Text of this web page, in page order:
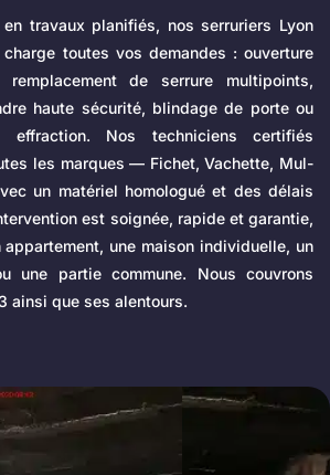
en travaux planifiés, nos serruriers Lyon
toutes vos demandes : ouverture
de serrure multipoints,
haute sécurité, blindage de porte ou
effraction. Nos techniciens certifiés
les marques — Fichet, Vachette, Mul-
un matériel homologué et des délais
est soignée, rapide et garantie,
une maison individuelle, un
une partie commune. Nous couvrons
ainsi que ses alentours.